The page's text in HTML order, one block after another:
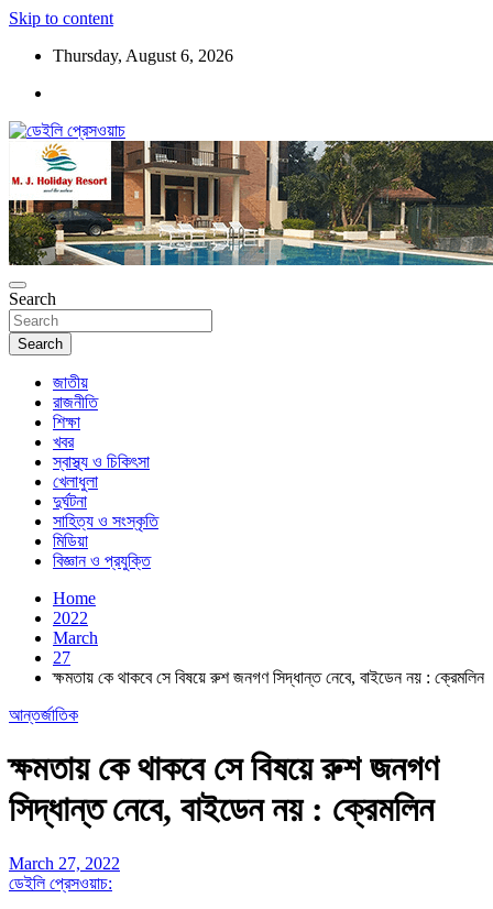
Skip to content
Thursday, August 6, 2026
ডেইলি প্রেসওয়াচ
ডেইলি প্রেসওয়াচ মুক্তিযুদ্ধের চেতনায় উদ্বুদ্ধ মুখপত্র
Search
Search
জাতীয়
রাজনীতি
শিক্ষা
খবর
স্বাস্থ্য ও চিকিৎসা
খেলাধুলা
দুর্ঘটনা
সাহিত্য ও সংস্কৃতি
মিডিয়া
বিজ্ঞান ও প্রযুক্তি
Home
2022
March
27
ক্ষমতায় কে থাকবে সে বিষয়ে রুশ জনগণ সিদ্ধান্ত নেবে, বাইডেন নয় : ক্রেমলিন
আন্তর্জাতিক
ক্ষমতায় কে থাকবে সে বিষয়ে রুশ জনগণ
সিদ্ধান্ত নেবে, বাইডেন নয় : ক্রেমলিন
March 27, 2022
ডেইলি প্রেসওয়াচ: